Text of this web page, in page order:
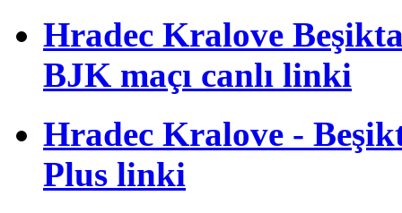
Hradec Kralove
BJK maçı canlı linki
Hradec Kralove -
Plus linki